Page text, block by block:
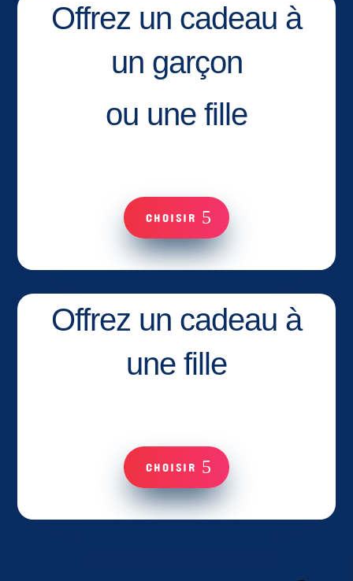
Offrez un cadeau à
un garçon
ou une fille
CHOISIR
Offrez un cadeau à
une fille
CHOISIR